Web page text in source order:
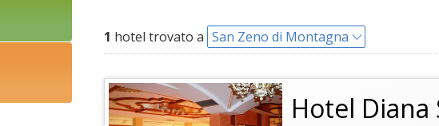
1 hotel trovato a San Zeno di Montagna
Hotel Diana